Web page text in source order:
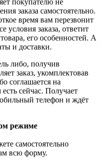
покупателю не
заказа самостоятельно.
время вам перезвонит
условия заказа, ответит
его особенностей. А
и доставки.
либо, получив
заказ, укомплектовав
соглашается на
сейчас. Получает
телефон и ждёт
режиме
самостоятельно
всю форму.